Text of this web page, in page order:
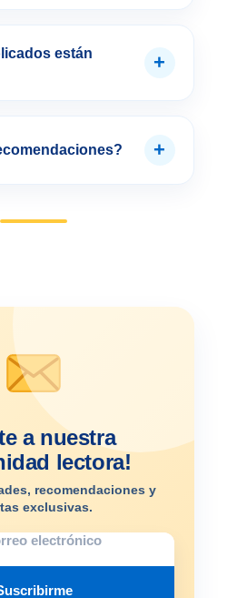
están
+
+
a nuestra
lectora!
recomendaciones y
exclusivas.